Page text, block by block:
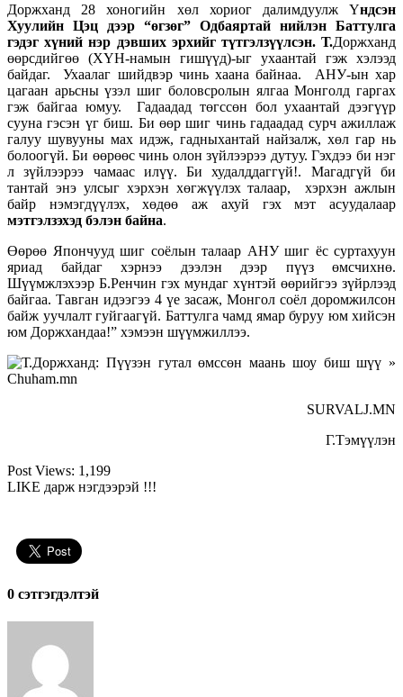
Доржханд 28 хоногийн хөл хориог далимдуулж Үндсэн
Хуулийн Цэц дээр “өгзөг” Одбаяртай нийлэн Баттулга
гэдэг хүний нэр дэвших эрхийг түтгэлзүүлсэн. Т.Доржханд
өөрсдийгөө (ХҮН-намын гишүүд)-ыг ухаантай гэж хэлээд
байдаг. Ухаалаг шийдвэр чинь хаана байнаа. АНУ-ын хар
цагаан арьсны үзэл шиг боловсролын ялгаа Монголд гаргаx
гэж байгаа юмуу. Гадаадад төгссөн бол ухаантай дээгүүр
сууна гэсэн үг биш. Би өөр шиг чинь гадаадад сурч ажиллаж
галуу шувууны мах идэж, гадныхантай найзалж, хөл гар нь
болоогүй. Би өөрөөс чинь олон зүйлээрээ дутуу. Гэхдээ би нэг
л зүйлээрээ чамаас илүү. Би худалддаггүй!. Магадгүй би
тантай энэ улсыг хэрхэн хөгжүүлэх талаар, хэрхэн ажлын
байр нэмэгдүүлэх, хөдөө аж ахуй гэх мэт асуудалаар
мэтгэлзэхэд бэлэн байна.
Өөрөө Япончууд шиг соёлын талаар АНУ шиг ёс суртахуун
яриад байдаг хэрнээ дээлэн дээр пүүз өмсчихнө.
Шүүмжлэхээр Б.Ренчин гэх мундаг хүнтэй өөрийгээ зүйрлээд
байгаа. Тавган идээгээ 4 үе засаж, Монгол соёл доромжилсон
байж уучлалт гуйгаагүй. Баттулга чамд ямар буруу юм хийсэн
юм Доржхандаа!” хэмээн шүүмжиллээ.
SURVALJ.MN
Г.Тэмүүлэн
Post Views: 1,199
LIKE дарж нэгдээрэй !!!
0 cэтгэгдэлтэй